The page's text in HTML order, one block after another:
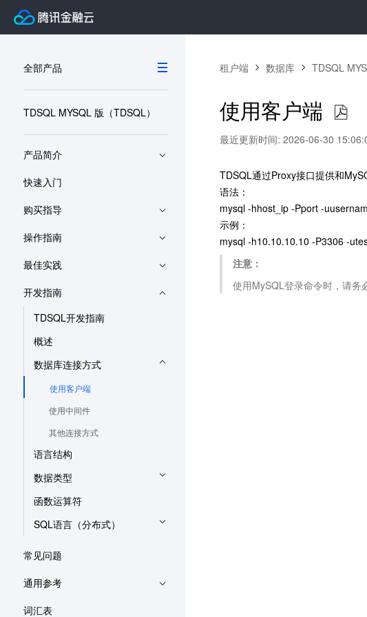
全部产品
TDSQL MYSQL 版（TDSQL）
产品简介
快速入门
购买指导
操作指南
最佳实践
开发指南
TDSQL开发指南
概述
数据库连接方式
使用客户端
使用中间件
其他连接方式
语言结构
数据类型
函数运算符
SQL语言（分布式）
常见问题
通用参考
词汇表
租户端 数据库 TDSQL
使用客户端
最近更新时间: 2026-06-30
TDSQL通过Proxy接口提供和
语法：
mysql -hhost_ip -Pport -
示例：
mysql -h10.10.10.10 -P3306 -
注意：
使用MySQL登录命令时，请务